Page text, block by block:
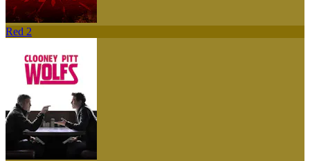
Red 2